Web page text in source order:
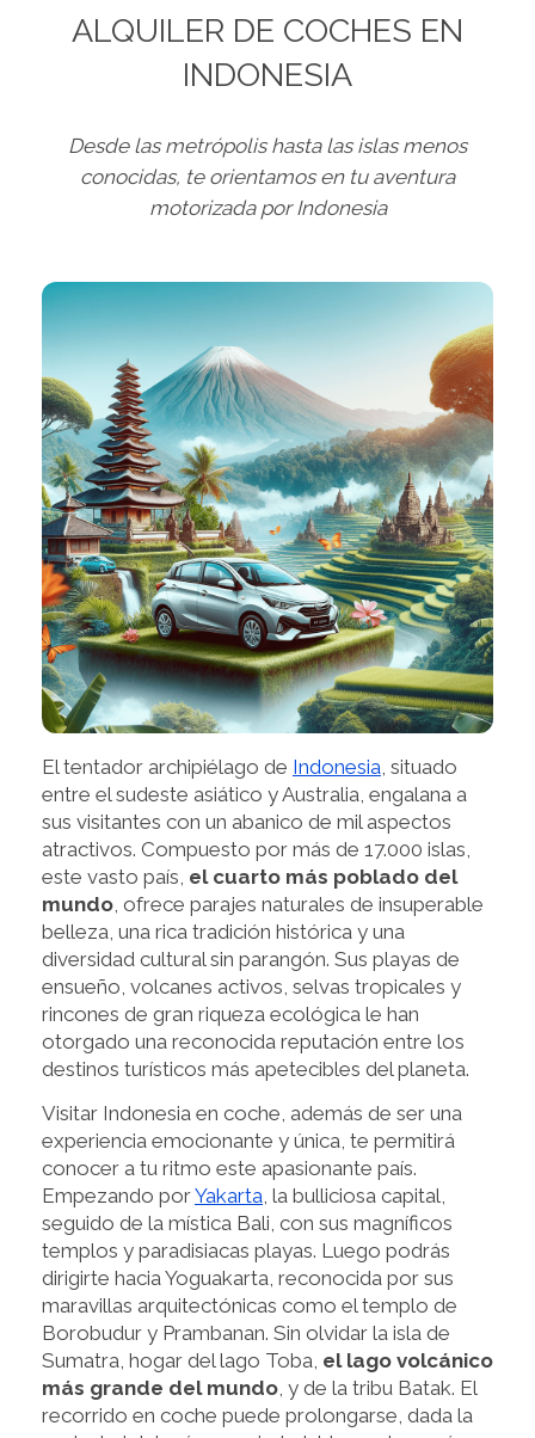
ALQUILER DE COCHES EN
INDONESIA
Desde las metrópolis hasta las islas menos
conocidas, te orientamos en tu aventura
motorizada por Indonesia
El tentador archipiélago de Indonesia , situado
entre el sudeste asiático y Australia, engalana a
sus visitantes con un abanico de mil aspectos
atractivos. Compuesto por más de 17.000 islas,
este vasto país, el cuarto más poblado del
mundo , ofrece parajes naturales de insuperable
belleza, una rica tradición histórica y una
diversidad cultural sin parangón. Sus playas de
ensueño, volcanes activos, selvas tropicales y
rincones de gran riqueza ecológica le han
otorgado una reconocida reputación entre los
destinos turísticos más apetecibles del planeta.
Visitar Indonesia en coche, además de ser una
experiencia emocionante y única, te permitirá
conocer a tu ritmo este apasionante país.
Empezando porYakarta , la bulliciosa capital,
seguido de la mística Bali, con sus magníficos
templos y paradisiacas playas. Luego podrás
dirigirte hacia Yoguakarta, reconocida por sus
maravillas arquitectónicas como el templo de
Borobudur y Prambanan. Sin olvidar la isla de
Sumatra, hogar del lago Toba, el lago volcánico
más grande del mundo , y de la tribu Batak. El
recorrido en coche puede prolongarse, dada la